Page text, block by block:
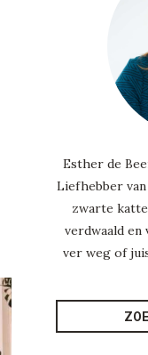
Esther de
Liefhebber
zwarte
verdwaald en
ver weg of